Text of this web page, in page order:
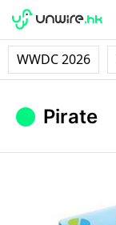
WWDC 2026
Pirate